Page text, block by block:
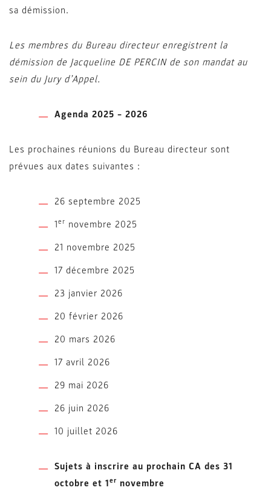
sa démission.
Les membres du Bureau directeur enregistrent la
démission de Jacqueline DE PERCIN de son mandat au
sein du Jury d’Appel.
Agenda 2025 – 2026
Les prochaines réunions du Bureau directeur sont
prévues aux dates suivantes :
26 septembre 2025
1er novembre 2025
21 novembre 2025
17 décembre 2025
23 janvier 2026
20 février 2026
20 mars 2026
17 avril 2026
29 mai 2026
26 juin 2026
10 juillet 2026
Sujets à inscrire au prochain CA des 31
octobre et 1er novembre